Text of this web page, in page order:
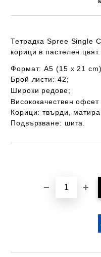
Тетрадка Spree Single
корици в пастелен цвят.
Формат: A5 (15 x 21
Брой листи: 42;
Широки редове;
Висококачествен
Корици: твърди,
Подвързване: шита.